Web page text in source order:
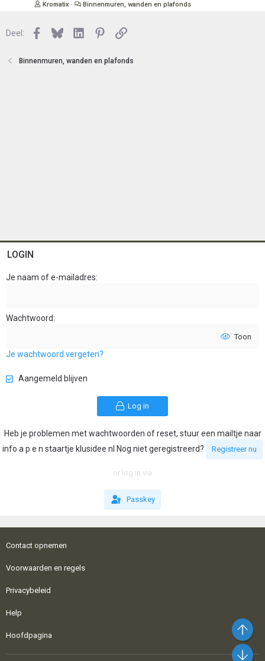
Kromatix Binnenmuren, wanden en plafonds
Deel: Facebook
BlueskyLinkedInPinterest
Link
Binnenmuren, wanden en plafonds
LOGIN
Je naam of e-mailadres
Wachtwoord
Toon
Je wachtwoord vergeten?
Aangemeld blijven
Log in
Heb je problemen met wachtwoorden of reset, stuur een mailtje naar
info a p e n staartje klusidee nl Nog niet geregistreerd?
Registreer nu
or log in via
Passkey
Contact opnemen
Voorwaarden en regels
Privacybeleid
Help
Hoofdpagina